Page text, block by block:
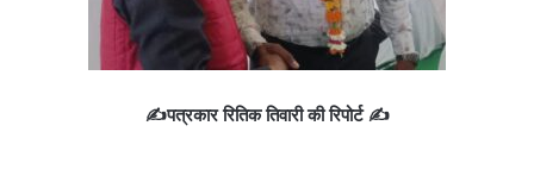
✍️पत्रकार रितिक तिवारी की रिपोर्ट ✍️